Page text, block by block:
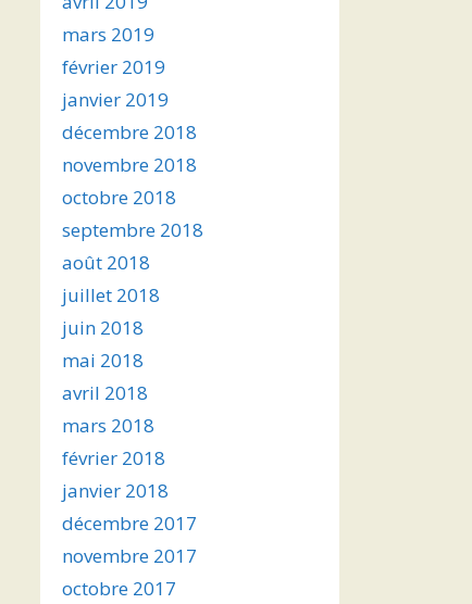
mars 2019
février 2019
janvier 2019
décembre 2018
novembre 2018
octobre 2018
septembre 2018
août 2018
juillet 2018
juin 2018
mai 2018
avril 2018
mars 2018
février 2018
janvier 2018
décembre 2017
novembre 2017
octobre 2017